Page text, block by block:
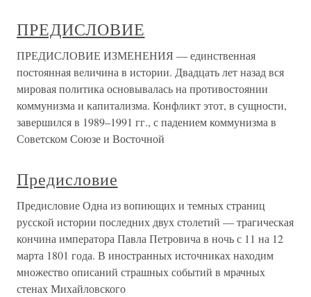
ПРЕДИСЛОВИЕ
ПРЕДИСЛОВИЕ ИЗМЕНЕНИЯ — единственная
постоянная величина в истории. Двадцать лет назад вся
мировая политика основывалась на противостоянии
коммунизма и капитализма. Конфликт этот, в сущности,
завершился в 1989–1991 гг., с падением коммунизма в
Советском Союзе и Восточной
Предисловие
Предисловие Одна из вопиющих и темных страниц
русской истории последних двух столетий — трагическая
кончина императора Павла Петровича в ночь с 11 на 12
марта 1801 года. В иностранных источниках находим
множество описаний страшных событий в мрачных
стенах Михайловского